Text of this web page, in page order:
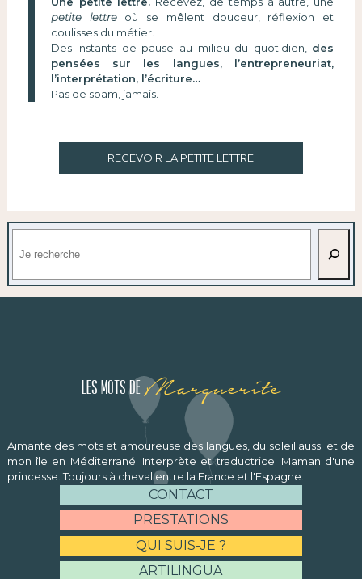
petite lettreoù se mêlent douceur, réflexion et
coulisses du métier.
Des instants de pause au milieu du quotidien, des
pensées sur les langues, l’entrepreneuriat,
l’interprétation, l’écriture…
Pas de spam, jamais.
RECEVOIR LA PETITE LETTRE
Les mots de Marguerite
Aimante des mots et amoureuse des langues, du soleil aussi et de
mon île en Méditerrané. Interprète et traductrice. Maman d'une
princesse. Toujours à cheval entre la France et l'Espagne.
CONTACT
PRESTATIONS
QUI SUIS-JE ?
ARTILINGUA